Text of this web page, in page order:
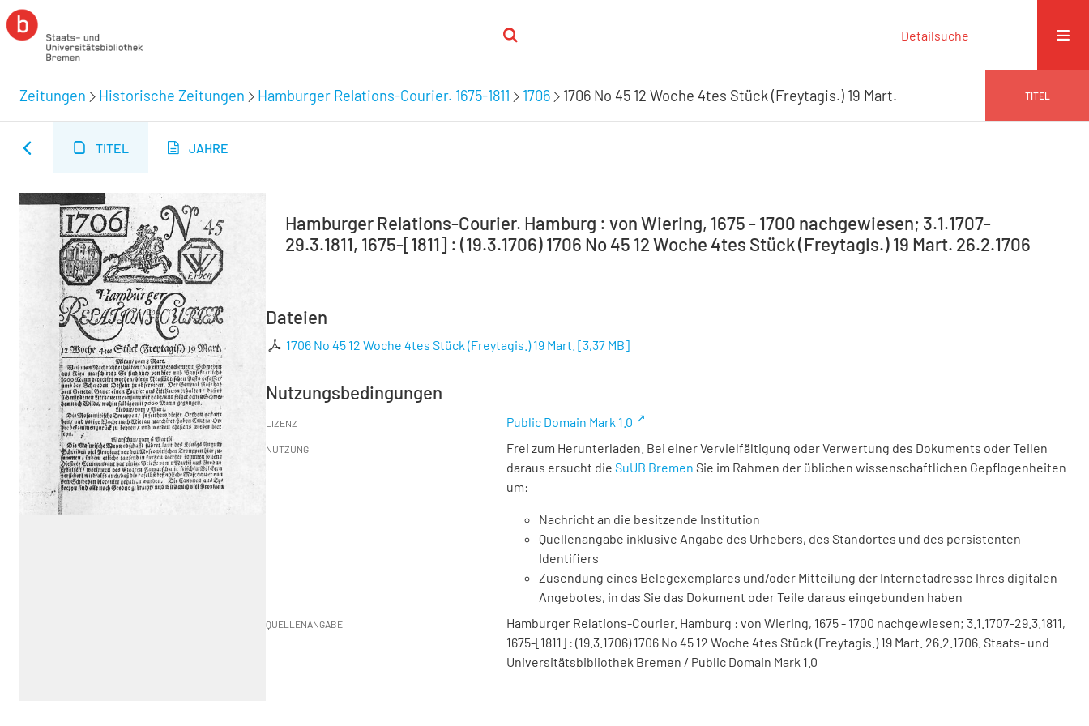
Detailsuche
Zeitungen Historische Zeitungen Hamburger Relations-Courier. 1675-1811 1706 1706 No 45 12 Woche 4tes Stück (Freytagis.) 19 Mart. TITEL
TITEL JAHRE
Hamburger Relations-Courier. Hamburg : von Wiering, 1675 - 1700 nachgewiesen; 3.1.1707-
29.3.1811, 1675-[1811] : (19.3.1706) 1706 No 45 12 Woche 4tes Stück (Freytagis.) 19 Mart. 26.2.1706
Dateien
1706 No 45 12 Woche 4tes Stück (Freytagis.) 19 Mart. [3,37 MB]
Nutzungsbedingungen
LIZENZ Public Domain Mark 1.0
NUTZUNG
Frei zum Herunterladen. Bei einer Vervielfältigung oder Verwertung des Dokuments oder Teilen
daraus ersucht die SuUB Bremen Sie im Rahmen der üblichen wissenschaftlichen Gepflogenheiten
um:
Nachricht an die besitzende Institution
Quellenangabe inklusive Angabe des Urhebers, des Standortes und des persistenten
Identifiers
Zusendung eines Belegexemplares und/oder Mitteilung der Internetadresse Ihres digitalen
Angebotes, in das Sie das Dokument oder Teile daraus eingebunden haben
QUELLENANGABE
Hamburger Relations-Courier. Hamburg : von Wiering, 1675 - 1700 nachgewiesen; 3.1.1707-29.3.1811,
1675-[1811] : (19.3.1706) 1706 No 45 12 Woche 4tes Stück (Freytagis.) 19 Mart. 26.2.1706. Staats- und
Universitätsbibliothek Bremen / Public Domain Mark 1.0